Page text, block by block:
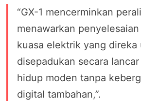
“GX-1 mencerminkan
menawarkan
kuasa elektrik yang direka
disepadukan secara
hidup moden tanpa
digital tambahan,”.